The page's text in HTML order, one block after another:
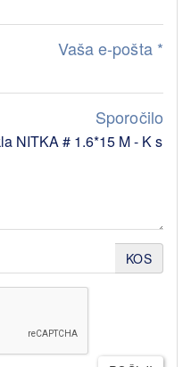
Vaša e-pošta *
Sporočilo
KOS